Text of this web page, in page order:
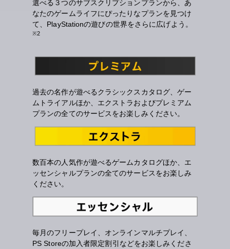
選べる３つのサブスクリプションプランから、あ
なたのゲームライフにぴったりなプランを見つけ
て、PlayStationの遊びの世界をさらに広げよう。
※2
過去の名作が遊べるクラシックスカタログ、ゲー
ムトライアルほか、エクストラおよびプレミアム
プランの全てのサービスをお楽しみください。
数百本の人気作が遊べるゲームカタログほか、エ
ッセンシャルプランの全てのサービスをお楽しみ
ください。
毎月のフリープレイ、オンラインマルチプレイ、
PS Storeの加入者限定割引などをお楽しみくださ